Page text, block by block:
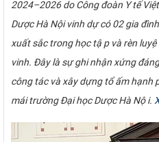
2024–2026 do Công đoàn Y tế
Dược Hà Nội vinh dự có 02 gia
xuất sắc trong học tập và rèn
vinh. Đây là sự ghi nhận xứng
công tác và xây dựng tổ ấm hạnh
mái trường Đại học Dược Hà Nội.